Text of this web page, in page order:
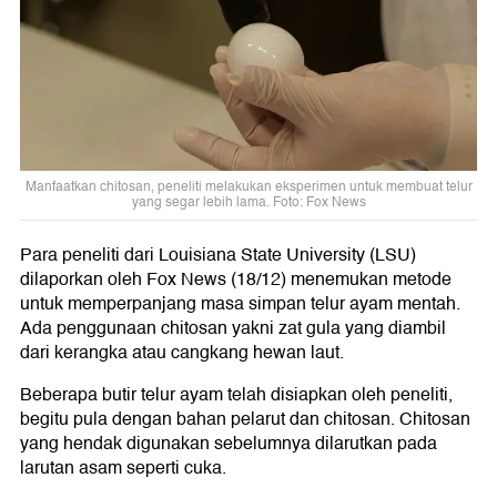
Manfaatkan chitosan, peneliti melakukan eksperimen untuk membuat telur
yang segar lebih lama. Foto: Fox News
Para peneliti dari Louisiana State University (LSU)
dilaporkan oleh Fox News (18/12) menemukan metode
untuk memperpanjang masa simpan telur ayam mentah.
Ada penggunaan chitosan yakni zat gula yang diambil
dari kerangka atau cangkang hewan laut.
Beberapa butir telur ayam telah disiapkan oleh peneliti,
begitu pula dengan bahan pelarut dan chitosan. Chitosan
yang hendak digunakan sebelumnya dilarutkan pada
larutan asam seperti cuka.